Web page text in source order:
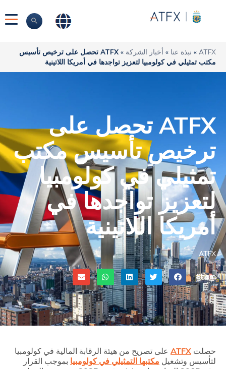
ATFX
» نبذة عنا » أخبار الشركة »
ATFX تحصل على ترخيص تأسيس
مكتب تمثيلي في كولومبيا لتعزيز تواجدها في أمريكا اللاتينية
ATFX تحصل على
ترخيص تأسيس مكتب
تمثيلي في كولومبيا
لتعزيز تواجدها في
أمريكا اللاتينية
ATFX
Share
حصلت ATFX على تصريح من هيئة الرقابة المالية في كولومبيا
لتأسيس وتشغيل مكتبها التمثيلي في كولومبيا بموجب القرار